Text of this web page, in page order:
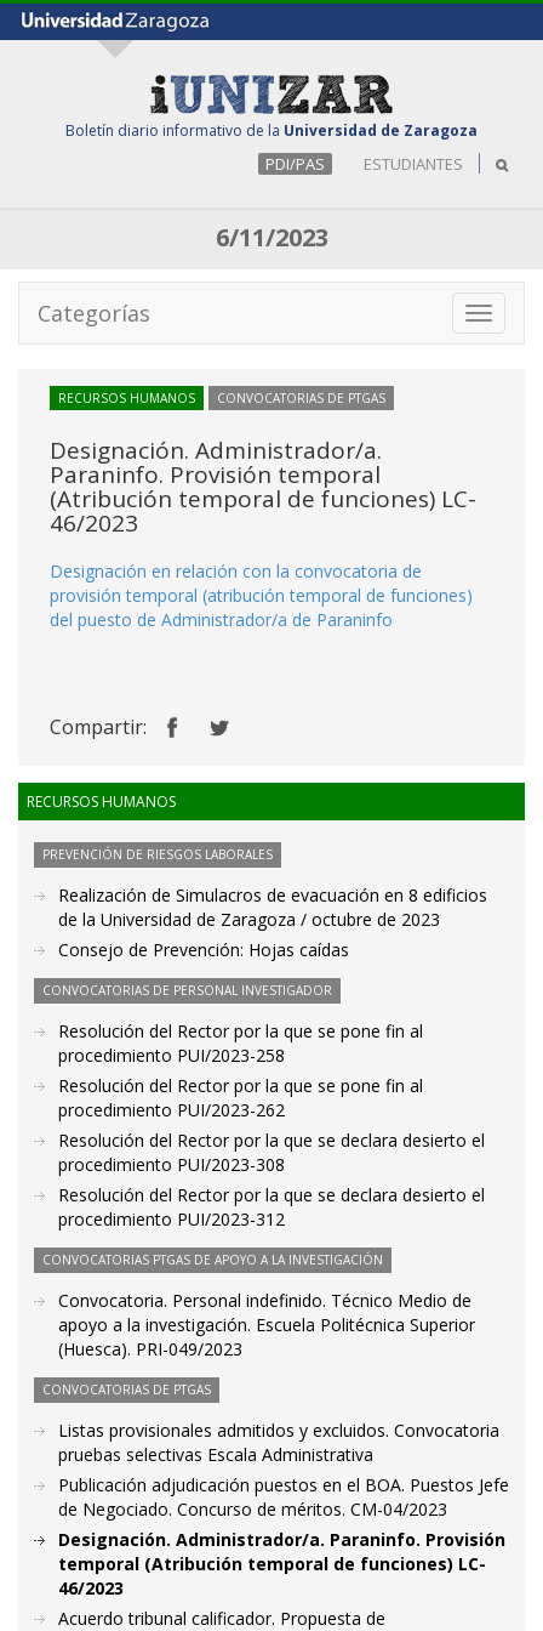
Boletín diario informativo de la Universidad de Zaragoza
PDI/PAS ESTUDIANTES
6/11/2023
Toggle
Categorías
RECURSOS HUMANOS CONVOCATORIAS DE PTGAS
Designación. Administrador/a.
Paraninfo. Provisión temporal
(Atribución temporal de funciones) LC-
46/2023
Designación en relación con la convocatoria de
provisión temporal (atribución temporal de funciones)
del puesto de Administrador/a de Paraninfo
Compartir:
RECURSOS HUMANOS
PREVENCIÓN DE RIESGOS LABORALES
Realización de Simulacros de evacuación en 8 edificios
de la Universidad de Zaragoza / octubre de 2023
Consejo de Prevención: Hojas caídas
CONVOCATORIAS DE PERSONAL INVESTIGADOR
Resolución del Rector por la que se pone fin al
procedimiento PUI/2023-258
Resolución del Rector por la que se pone fin al
procedimiento PUI/2023-262
Resolución del Rector por la que se declara desierto el
procedimiento PUI/2023-308
Resolución del Rector por la que se declara desierto el
procedimiento PUI/2023-312
CONVOCATORIAS PTGAS DE APOYO A LA INVESTIGACIÓN
Convocatoria. Personal indefinido. Técnico Medio de
apoyo a la investigación. Escuela Politécnica Superior
(Huesca). PRI-049/2023
CONVOCATORIAS DE PTGAS
Listas provisionales admitidos y excluidos. Convocatoria
pruebas selectivas Escala Administrativa
Publicación adjudicación puestos en el BOA. Puestos Jefe
de Negociado. Concurso de méritos. CM-04/2023
Designación. Administrador/a. Paraninfo. Provisión
temporal (Atribución temporal de funciones) LC-
46/2023
Acuerdo tribunal calificador. Propuesta de